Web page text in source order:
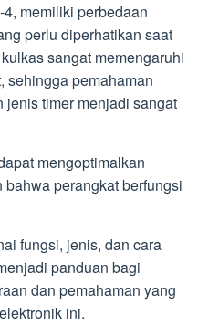
memiliki perbedaan
perlu diperhatikan saat
sangat memengaruhi
sehingga pemahaman
jenis timer menjadi sangat
mengoptimalkan
perangkat berfungsi
fungsi, jenis, dan cara
panduan bagi
dan pemahaman yang
ini.